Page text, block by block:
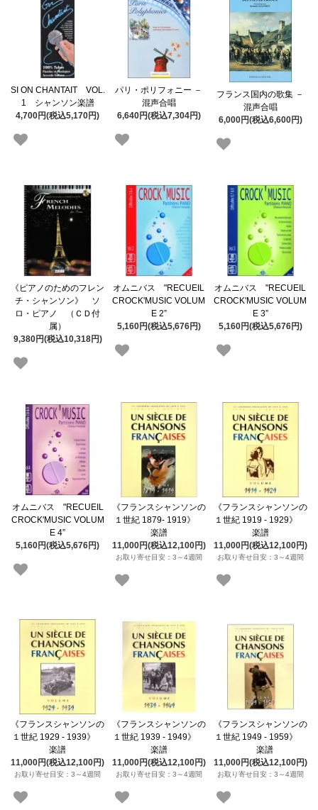
SI ON CHANTAIT VOL.
1 シャンソン楽譜
4,700円(税込5,170円)
パリ・ポリフォニー －
混声合唱
6,640円(税込7,304円)
フランス国内の歌集 －
混声合唱
6,000円(税込6,600円)
《ピアノのためのフレン
チ・シャンソン》 ソ
ロ・ピアノ （ＣＤ付
属）
9,380円(税込10,318円)
オムニバス "RECUEIL
CROCK'MUSIC VOLUM
E 2”
5,160円(税込5,676円)
オムニバス "RECUEIL
CROCK'MUSIC VOLUM
E 3”
5,160円(税込5,676円)
オムニバス "RECUEIL
CROCK'MUSIC VOLUM
E 4”
5,160円(税込5,676円)
《フランスシャンソンの
１世紀 1879- 1919》
楽譜
11,000円(税込12,100円)
お取り寄せ目安：3～4週間
《フランスシャンソンの
１世紀 1919 - 1929》
楽譜
11,000円(税込12,100円)
お取り寄せ目安：3～4週間
《フランスシャンソンの
１世紀 1929 - 1939》
楽譜
11,000円(税込12,100円)
お取り寄せ目安：3～4週間
《フランスシャンソンの
１世紀 1939 - 1949》
楽譜
11,000円(税込12,100円)
お取り寄せ目安：3～4週間
《フランスシャンソンの
１世紀 1949 - 1959》
楽譜
11,000円(税込12,100円)
お取り寄せ目安：3～4週間